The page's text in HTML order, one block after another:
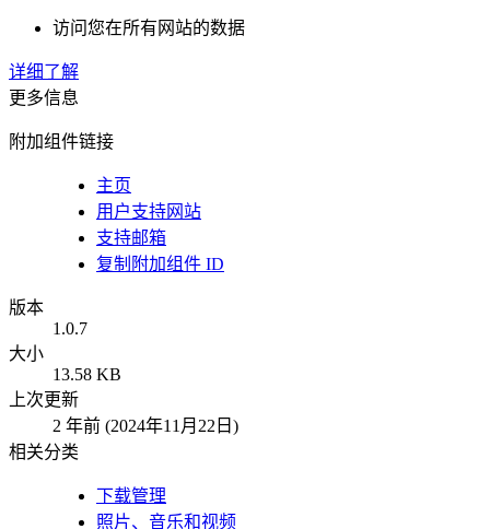
访问您在所有网站的数据
详细了解
更多信息
附加组件链接
主页
用户支持网站
支持邮箱
复制附加组件 ID
版本
1.0.7
大小
13.58 KB
上次更新
2 年前 (2024年11月22日)
相关分类
下载管理
照片、音乐和视频